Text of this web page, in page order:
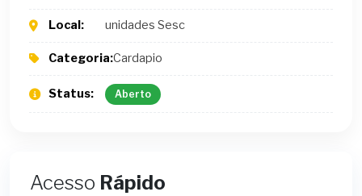
Local: unidades Sesc
Categoria:Cardapio
Status: Aberto
Acesso Rápido